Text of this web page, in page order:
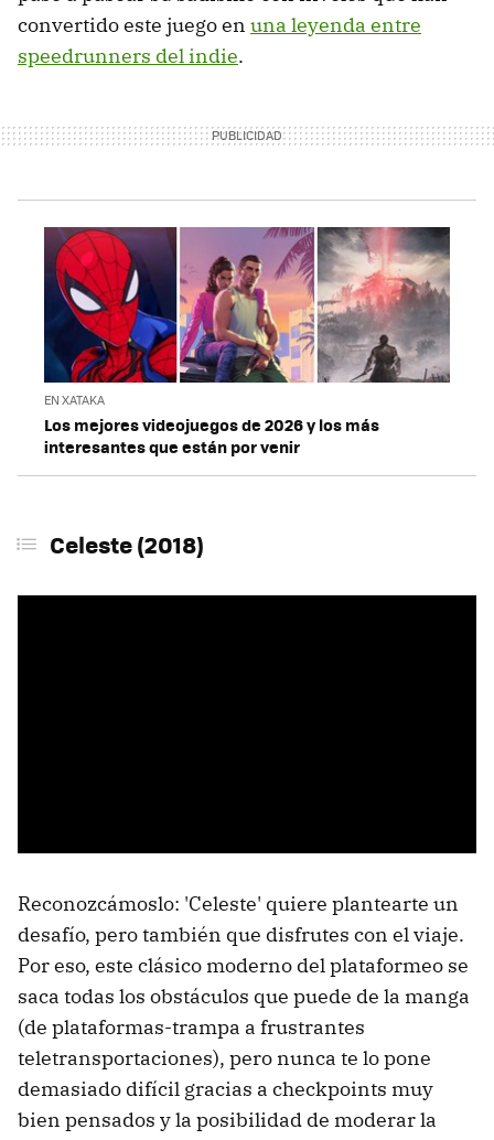
God Hand (2006)
Trilogía Star Wars en Super Nintendo (1992-1994)
Contra (1988)
Dance Dance Revolution SuperNOVA (2006)
DoDonPachi Resurrection (2008)
Animal Well (2024)
Dwarf Fortress (2002)
Flat Heroes (2016)
Castlevania III: Dracula's Curse (1989)
Super Meat Boy (2008)
Abu Simbel Profanation
Jet Set Willy (1984)
Getting Over It with Bennett Foddy (2017)
Lies of P (2023)
Prince of Persia: The Lost Crown (2024)
convertido este juego en una leyenda entre
speedrunners del indie.
EN XATAKA
Los mejores videojuegos de 2026 y los más
interesantes que están por venir
Celeste (2018)
Reconozcámoslo: 'Celeste' quiere plantearte un
desafío, pero también que disfrutes con el viaje.
Por eso, este clásico moderno del plataformeo se
saca todas los obstáculos que puede de la manga
(de plataformas-trampa a frustrantes
teletransportaciones), pero nunca te lo pone
demasiado difícil gracias a checkpoints muy
bien pensados y la posibilidad de moderar la